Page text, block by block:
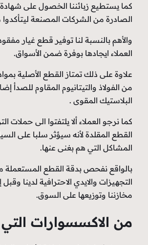
كما يستطيع زبائننا الخصول على
الصادرة من الشركات المصنعة
والأهم بالنسبة لنا توفير قطع غيار
العملاء ايجادها بوفرة ضمن الأسواق.
علاوة على ذلك تمتاز القطع الأصلية
من الفولاذ والتيتانيوم المقاوم للصدأ
البلاستيك المقوى .
كما نرجو العملاء ألا يلتفتوا الى حملات
القطع المقلدة لأنه سيؤثر سلبا على
المشاكل التي هم بغنى عنها.
بالواقع نفحص بدقة القطع
التجهيزات والايدي الاحترافية لدينا وقبل
مخازننا وتوزيعها على السوق.
من الاكسسوارات التي